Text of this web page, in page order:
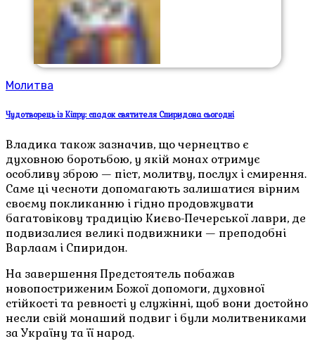
Молитва
Чудотворець із Кіпру: спадок святителя Спиридона сьогодні
Владика також зазначив, що чернецтво є
духовною боротьбою, у якій монах отримує
особливу зброю — піст, молитву, послух і смирення.
Саме ці чесноти допомагають залишатися вірним
своєму покликанню і гідно продовжувати
багатовікову традицію Києво-Печерської лаври, де
подвизалися великі подвижники — преподобні
Варлаам і Спиридон.
На завершення Предстоятель побажав
новопостриженим Божої допомоги, духовної
стійкості та ревності у служінні, щоб вони достойно
несли свій монаший подвиг і були молитвениками
за Україну та її народ.